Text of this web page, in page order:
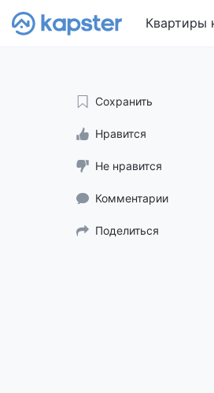
Квартиры
Сохранить
Нравится
Не нравится
Комментарии
Поделиться